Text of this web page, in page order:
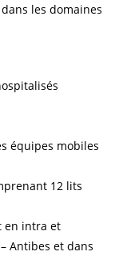
les domaines
équipes mobiles
12 lits
en intra et
Antibes et dans